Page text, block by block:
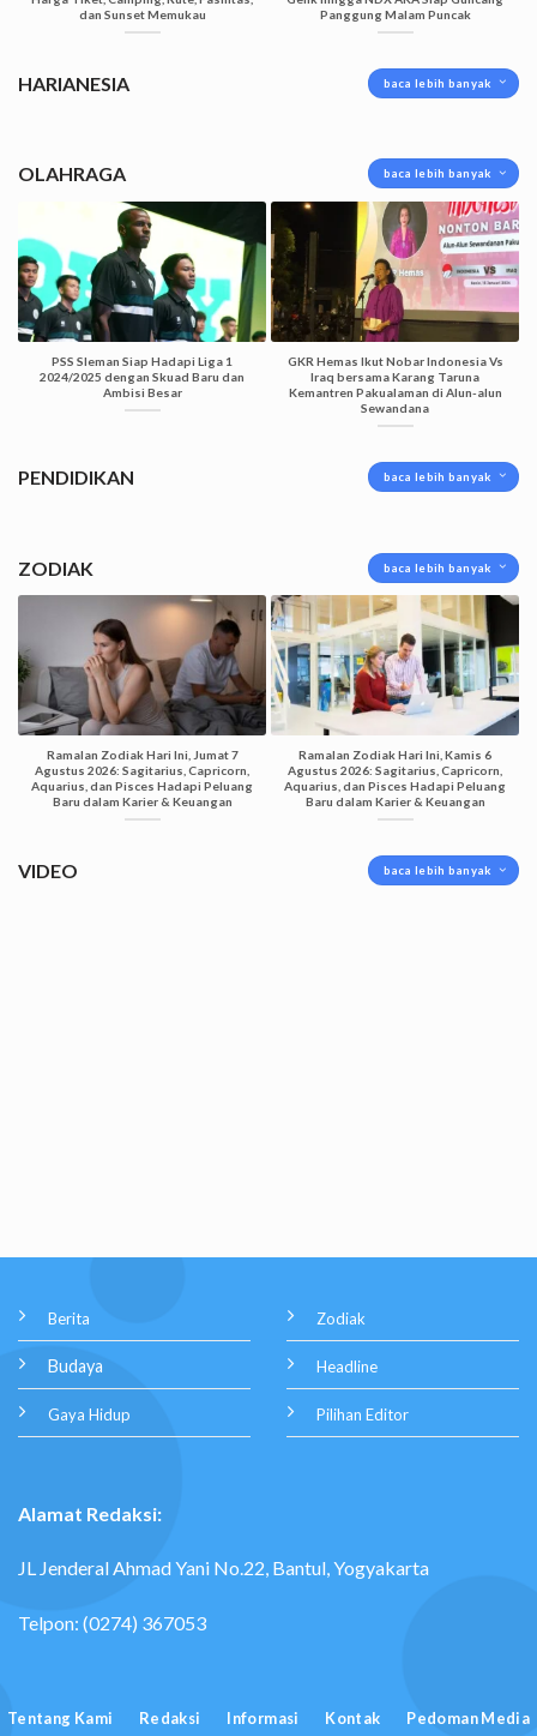
dan Sunset Memukau
Panggung Malam Puncak
HARIANESIA baca lebih banyak
OLAHRAGA baca lebih banyak
PSS Sleman Siap Hadapi Liga 1
2024/2025 dengan Skuad Baru dan
Ambisi Besar
GKR Hemas Ikut Nobar Indonesia Vs
Iraq bersama Karang Taruna
Kemantren Pakualaman di Alun-alun
Sewandana
PENDIDIKAN baca lebih banyak
ZODIAK baca lebih banyak
Ramalan Zodiak Hari Ini, Jumat 7
Agustus 2026: Sagitarius, Capricorn,
Aquarius, dan Pisces Hadapi Peluang
Baru dalam Karier & Keuangan
Ramalan Zodiak Hari Ini, Kamis 6
Agustus 2026: Sagitarius, Capricorn,
Aquarius, dan Pisces Hadapi Peluang
Baru dalam Karier & Keuangan
VIDEO baca lebih banyak
Berita
Budaya
Gaya Hidup
Zodiak
Headline
Pilihan Editor
Alamat Redaksi:
JL Jenderal Ahmad Yani No.22, Bantul, Yogyakarta
Telpon: (0274) 367053
Tentang Kami Redaksi Informasi Kontak Pedoman Media